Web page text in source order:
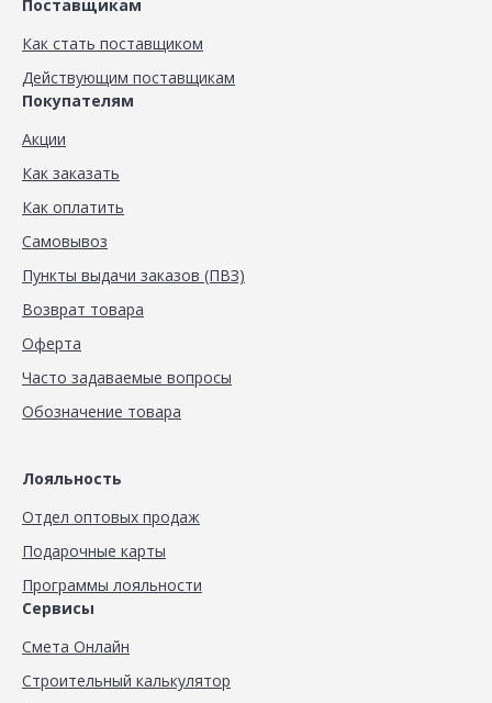
Поставщикам
Как стать поставщиком
Действующим поставщикам
Покупателям
Акции
Как заказать
Как оплатить
Самовывоз
Пункты выдачи заказов (ПВЗ)
Возврат товара
Оферта
Часто задаваемые вопросы
Обозначение товара
Лояльность
Отдел оптовых продаж
Подарочные карты
Программы лояльности
Сервисы
Смета Онлайн
Строительный калькулятор